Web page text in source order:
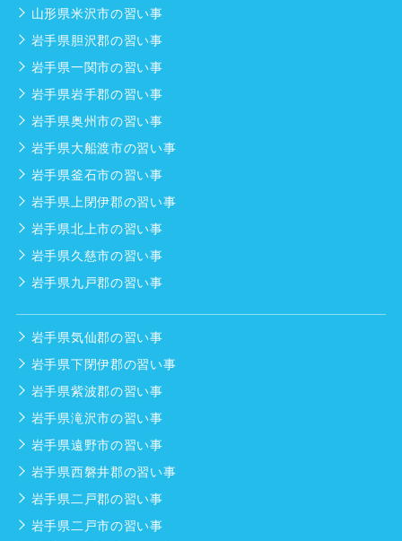
山形県米沢市の習い事
岩手県胆沢郡の習い事
岩手県一関市の習い事
岩手県岩手郡の習い事
岩手県奥州市の習い事
岩手県大船渡市の習い事
岩手県釜石市の習い事
岩手県上閉伊郡の習い事
岩手県北上市の習い事
岩手県久慈市の習い事
岩手県九戸郡の習い事
岩手県気仙郡の習い事
岩手県下閉伊郡の習い事
岩手県紫波郡の習い事
岩手県滝沢市の習い事
岩手県遠野市の習い事
岩手県西磐井郡の習い事
岩手県二戸郡の習い事
岩手県二戸市の習い事